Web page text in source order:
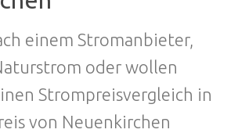
einem Stromanbieter,
oder wollen
Strompreisvergleich in
von Neuenkirchen